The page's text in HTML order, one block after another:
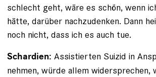
schlecht geht, wäre es schön, wenn
hätte, da­rüber nachzudenken. Dann
noch nicht, dass ich es auch tue.
Schardien: Assistierten Suizid in
nehmen, würde allem widersprechen,